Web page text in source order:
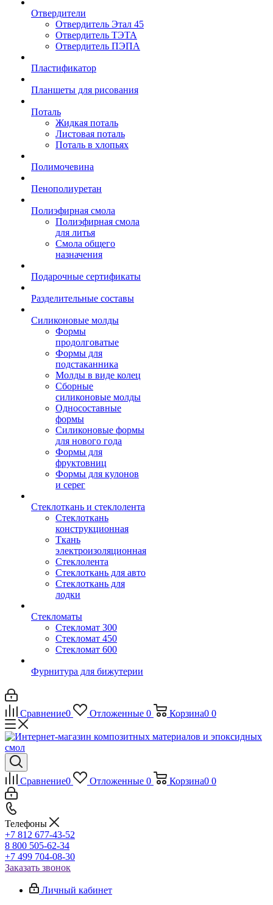
Отвердители
Отвердитель Этал 45
Отвердитель ТЭТА
Отвердитель ПЭПА
Пластификатор
Планшеты для рисования
Поталь
Жидкая поталь
Листовая поталь
Поталь в хлопьях
Полимочевина
Пенополиуретан
Полиэфирная смола
Полиэфирная смола
для литья
Смола общего
назначения
Подарочные сертификаты
Разделительные составы
Силиконовые молды
Формы
продолговатые
Формы для
подстаканника
Молды в виде колец
Сборные
силиконовые молды
Односоставные
формы
Силиконовые формы
для нового года
Формы для
фруктовниц
Формы для кулонов
и серег
Стеклоткань и стеклолента
Стеклоткань
конструкционная
Ткань
электроизоляционная
Стеклолента
Стеклоткань для авто
Стеклоткань для
лодки
Стекломаты
Стекломат 300
Стекломат 450
Стекломат 600
Фурнитура для бижутерии
Сравнение0 Отложенные 0 Корзина0 0
Сравнение0 Отложенные 0 Корзина0 0
Телефоны
+7 812 677-43-52
8 800 505-62-34
+7 499 704-08-30
Заказать звонок
Личный кабинет